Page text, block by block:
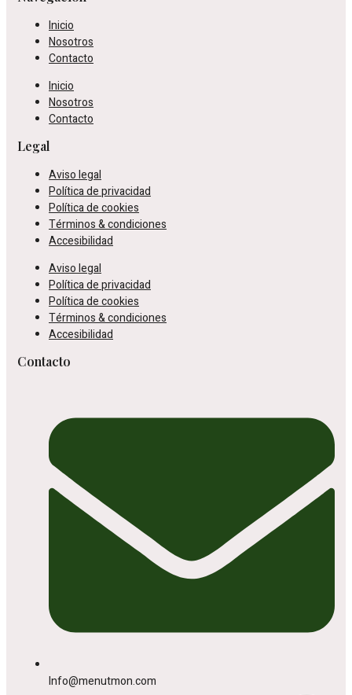
Inicio
Nosotros
Contacto
Inicio
Nosotros
Contacto
Legal
Aviso legal
Política de privacidad
Política de cookies
Términos & condiciones
Accesibilidad
Aviso legal
Política de privacidad
Política de cookies
Términos & condiciones
Accesibilidad
Contacto
Info@menutmon.com